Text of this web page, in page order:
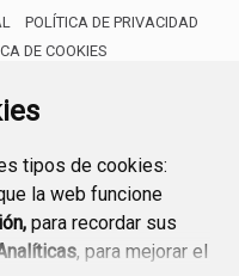
tipos de cookies:
la web funcione
para recordar sus
, para mejorar el
POLÍTICA DE PRIVACIDAD
DE COOKIES